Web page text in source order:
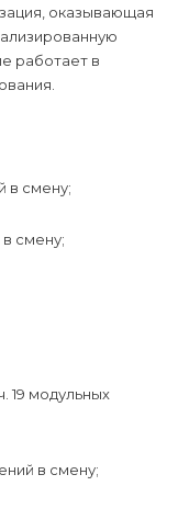
оказывающая
работает в
в смену;
смену;
19 модульных
в смену;